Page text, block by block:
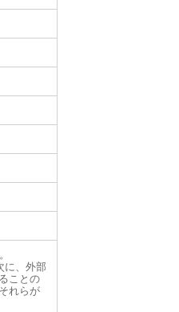
に、外部
ことの
れらが